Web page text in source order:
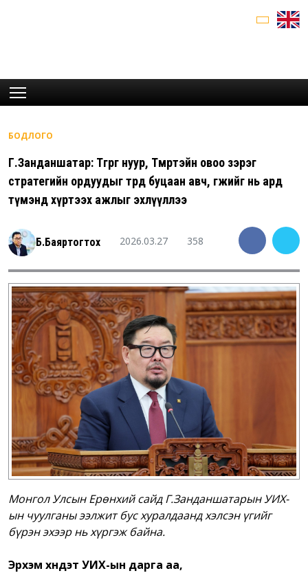
БОДЛОГО
Г.Занданшатар: Төгрөг нуур, Төмөртэйн овоо зэрэг
стратегийн ордуудыг төрд буцаан авч, өгөөжийг нь ард
түмэнд хүртээх ажлыг эхлүүллээ
Б.Баяртогтох 2026.03.27 358
Монгол Улсын Ерөнхий сайд Г.Занданшатарын УИХ-
ын чуулганы ээлжит бус хуралдаанд хэлсэн үгийг
бүрэн эхээр нь хүргэж байна.
Эрхэм хүндэт УИХ-ын дарга аа,